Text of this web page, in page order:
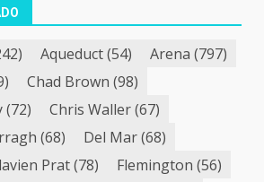
Aqueduct(54) Arena (797)
Chad Brown (98)
(72) Chris Waller(67)
(68) Del Mar(68)
Prat(78) Flemington (56)